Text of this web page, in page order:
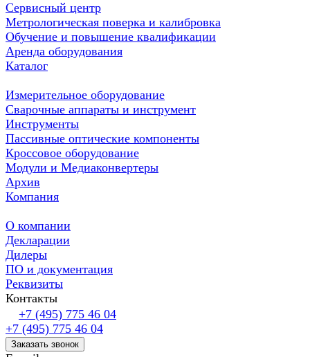
Сервисный центр
Метрологическая поверка и калибровка
Обучение и повышение квалификации
Аренда оборудования
Каталог
Измерительное оборудование
Сварочные аппараты и инструмент
Инструменты
Пассивные оптические компоненты
Кроссовое оборудование
Модули и Медиаконвертеры
Архив
Компания
О компании
Декларации
Дилеры
ПО и документация
Реквизиты
Контакты
+7 (495) 775 46 04
+7 (495) 775 46 04
Заказать звонок